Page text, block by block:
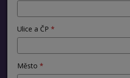
Ulice a ČP
Město